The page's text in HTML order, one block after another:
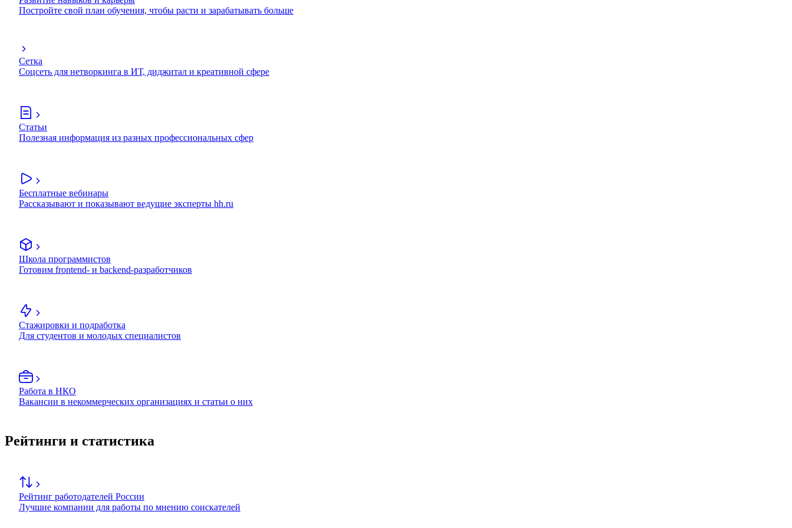
Постройте свой план обучения, чтобы расти и зарабатывать больше
Сетка
Соцсеть для нетворкинга в ИТ, диджитал и креативной сфере
Статьи
Полезная информация из разных профессиональных сфер
Бесплатные вебинары
Рассказывают и показывают ведущие эксперты hh.ru
Школа программистов
Готовим frontend- и backend-разработчиков
Стажировки и подработка
Для студентов и молодых специалистов
Работа в НКО
Вакансии в некоммерческих организациях и статьи о них
Рейтинги и статистика
Рейтинг работодателей России
Лучшие компании для работы по мнению соискателей